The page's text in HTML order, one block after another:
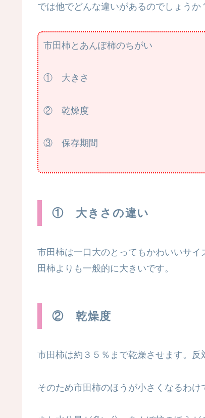
では他でどんな違いがあるのでしょうか
市田柿とあんぽ柿のちがい
① 大きさ
② 乾燥度
③ 保存期間
① 大きさの違い
市田柿は一口大のとってもかわいいサ
田柿よりも一般的に大きいです。
② 乾燥度
市田柿は約３５％まで乾燥させます。反
そのため市田柿のほうが小さくなるわけ